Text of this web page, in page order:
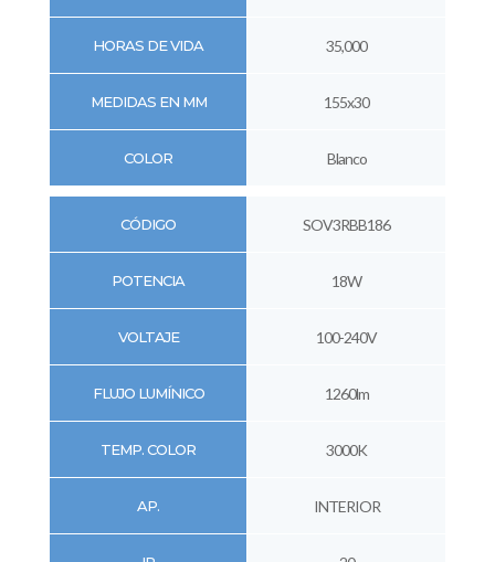
HORAS DE VIDA
MEDIDAS EN MM
COLOR
35,000
155x30
Blanco
CÓDIGO
POTENCIA
VOLTAJE
FLUJO LUMÍNICO
TEMP. COLOR
AP.
SOV3RBB186
18W
100-240V
1260lm
3000K
INTERIOR